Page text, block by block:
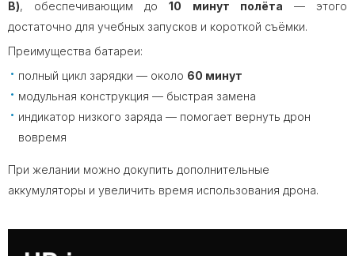
В), обеспечивающим до10 минут полёта — этого
достаточно для учебных запусков и короткой съёмки.
Преимущества батареи:
полный цикл зарядки — около 60 минут
модульная конструкция — быстрая замена
индикатор низкого заряда — помогает вернуть дрон
вовремя
При желании можно докупить дополнительные
аккумуляторы и увеличить время использования дрона.